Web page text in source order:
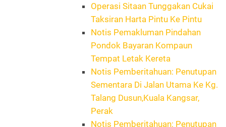
Operasi Sitaan Tunggakan Cukai
Taksiran Harta Pintu Ke Pintu
Notis Pemakluman Pindahan
Pondok Bayaran Kompaun
Tempat Letak Kereta
Notis Pemberitahuan: Penutupan
Sementara Di Jalan Utama Ke Kg.
Talang Dusun,Kuala Kangsar,
Perak
Notis Pemberitahuan: Penutupan